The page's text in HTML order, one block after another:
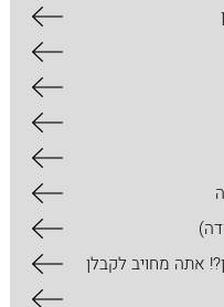
אתה מחויב לקבלן